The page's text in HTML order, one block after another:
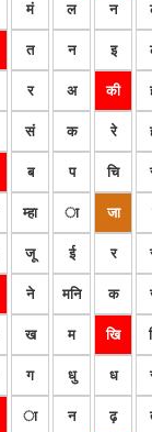
मं ल न
त न इ
र अ की
सं क रे
ब प चि
म्हा ा जा
जू ई र
ने मनि क
ख म खि
ग धु ध
ा न ढ़